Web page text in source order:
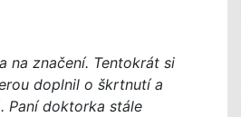
na značení. Tentokrát si
doplnil o škrtnutí a
Paní doktorka stále